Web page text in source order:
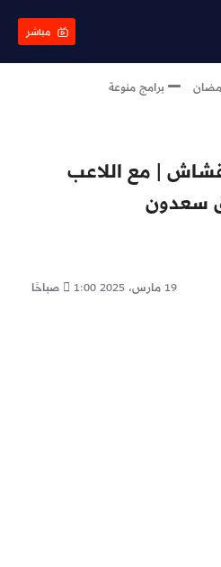
main
content
مباشر
برامج منوعة
| مع اللاعب
سعدون
19 مارس، 2025 1:00 صباحًا